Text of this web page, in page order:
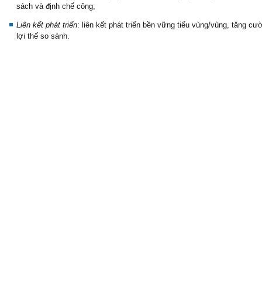
sách và định chế công;
Liên kết phát triển: liên kết phát triển bền vững tiểu vùng/vùng, tăng
lợi thế so sánh.